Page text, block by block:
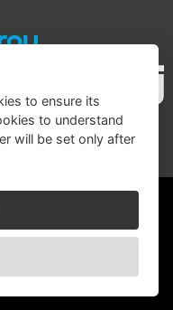
údajů
to ensure its
to understand
will be set only after